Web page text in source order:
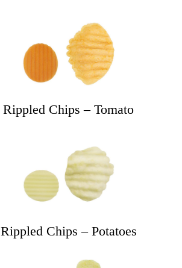
Rippled Chips – Tomato
Rippled Chips – Potatoes